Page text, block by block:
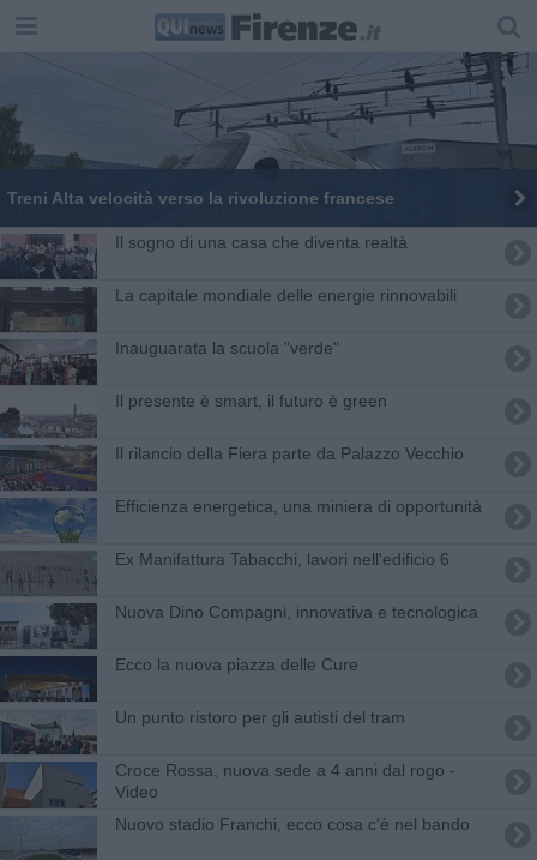
Treni Alta velocità verso la rivoluzione francese
Il sogno di una casa che diventa realtà
La capitale mondiale delle energie rinnovabili
Inauguarata la scuola "verde"
Il presente è smart, il futuro è green
Il rilancio della Fiera parte da Palazzo Vecchio
Efficienza energetica, una miniera di opportunità
​Ex Manifattura Tabacchi, lavori nell'edificio 6
Nuova Dino Compagni, innovativa e tecnologica
Ecco la nuova piazza delle Cure
Un punto ristoro per gli autisti del tram
Croce Rossa, nuova sede a 4 anni dal rogo -
Video
Nuovo stadio Franchi, ecco cosa c'è nel bando